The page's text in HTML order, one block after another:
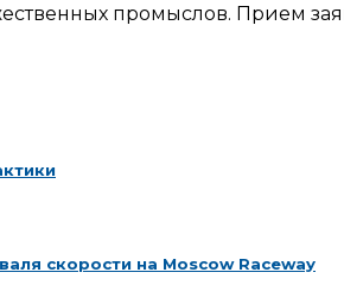
промыслов. Прием
скорости на Moscow Raceway